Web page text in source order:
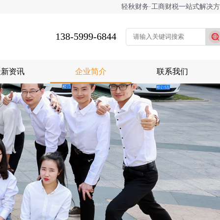
轻秋财务·工商财税一站式解决
138-5999-6844
资讯 企业简介 联系我们